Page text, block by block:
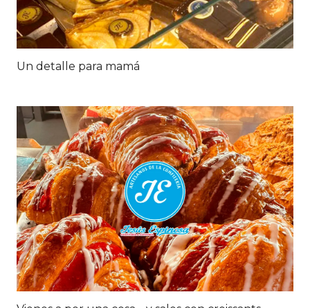
Un detalle para mamá